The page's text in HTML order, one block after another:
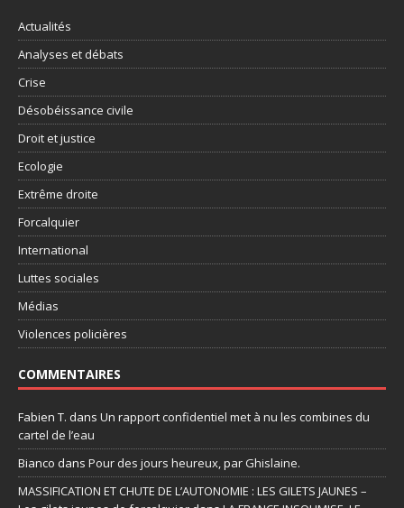
Actualités
Analyses et débats
Crise
Désobéissance civile
Droit et justice
Ecologie
Extrême droite
Forcalquier
International
Luttes sociales
Médias
Violences policières
COMMENTAIRES
Fabien T. dans Un rapport confidentiel met à nu les combines du
cartel de l’eau
Bianco dans Pour des jours heureux, par Ghislaine.
MASSIFICATION ET CHUTE DE L’AUTONOMIE : LES GILETS JAUNES –